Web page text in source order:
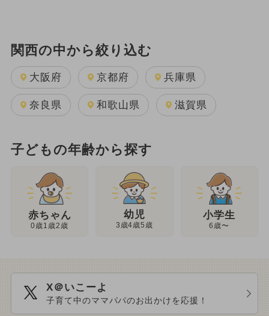
関西の中から絞り込む
大阪府 京都府 兵庫県
奈良県 和歌山県 滋賀県
子どもの年齢から探す
赤ちゃん
0歳1歳2歳
幼児
3歳4歳5歳
小学生
6歳〜
X＠いこーよ
子育て中のママパパのお出かけを応援！